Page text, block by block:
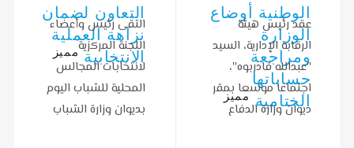
الوطنية أوضاع
الوزارة
ومراجعة
حساباتها
الختاميةمميز
عقد رئيس هيئة
الرقابة الإدارية، السيد
''عبدالله قادربوه''،
اجتماعا موسعا بمقر
ديوان وزارة الدفاع
التعاون لضمان
نزاهة العملية
الانتخابية مميز
التقى رئيس وأعضاء
اللجنة المركزية
لانتخابات المجالس
المحلية للشباب اليوم
بديوان وزارة الشباب